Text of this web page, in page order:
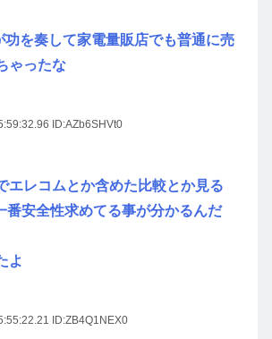
を奏して家電量販店でも普通に売
ゃったな
ID:AZb6SHVt0
エレコムとか含めた比較とか見る
番安全性求めてる事が分かるんだ
よ
ID:ZB4Q1NEX0